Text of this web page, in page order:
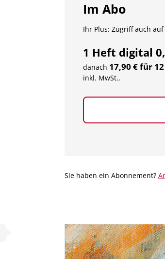
Im Abo
Ihr Plus: Zugriff auch
1 Heft digital
danach 17,90 € für
inkl. MwSt.,
Sie haben ein Abonnement?